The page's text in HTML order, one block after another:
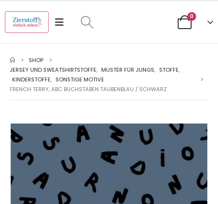
0
SHOP
JERSEY UND SWEATSHIRTSTOFFE, MUSTER FÜR JUNGS, STOFFE,
KINDERSTOFFE, SONSTIGE MOTIVE
FRENCH TERRY, ABC BUCHSTABEN TAUBENBLAU / SCHWARZ